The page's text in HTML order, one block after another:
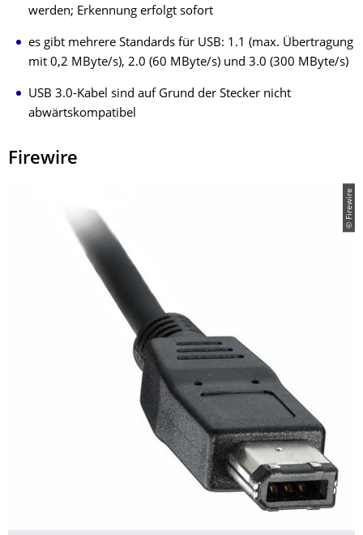
werden; Erkennung erfolgt sofort
es gibt mehrere Standards für USB: 1.1 (max. Übertragung
mit 0,2 MByte/s), 2.0 (60 MByte/s) und 3.0 (300 MByte/s)
USB 3.0-Kabel sind auf Grund der Stecker nicht
abwärtskompatibel
Firewire
© Firewire